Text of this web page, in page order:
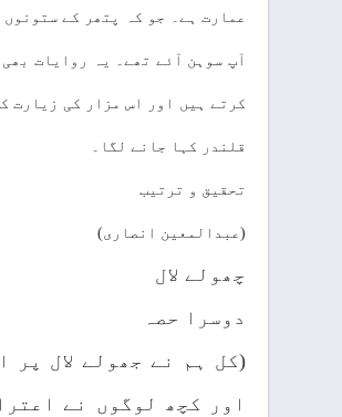
عمارت ہے۔ جو کہ پتھر کے
آپ سوہن آئے تھے۔ یہ روایات
کرتے ہیں اور اس مزار کی زیارت
قلندر کہا جانے لگا۔
تحقیق و ترتیب
(عبدالمعین انصاری)
چھولے لال
دوسرا حصہ
(کل ہم نے جھولے لال پر
اور کچھ لوگوں نے